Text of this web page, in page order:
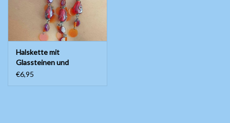
Halskette mit
Glassteinen und
Kunststoffpailletten
€6,95